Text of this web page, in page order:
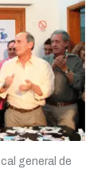
general de